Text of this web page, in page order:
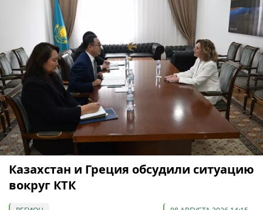
Казахстан и Греция обсудили ситуацию
вокруг КТК